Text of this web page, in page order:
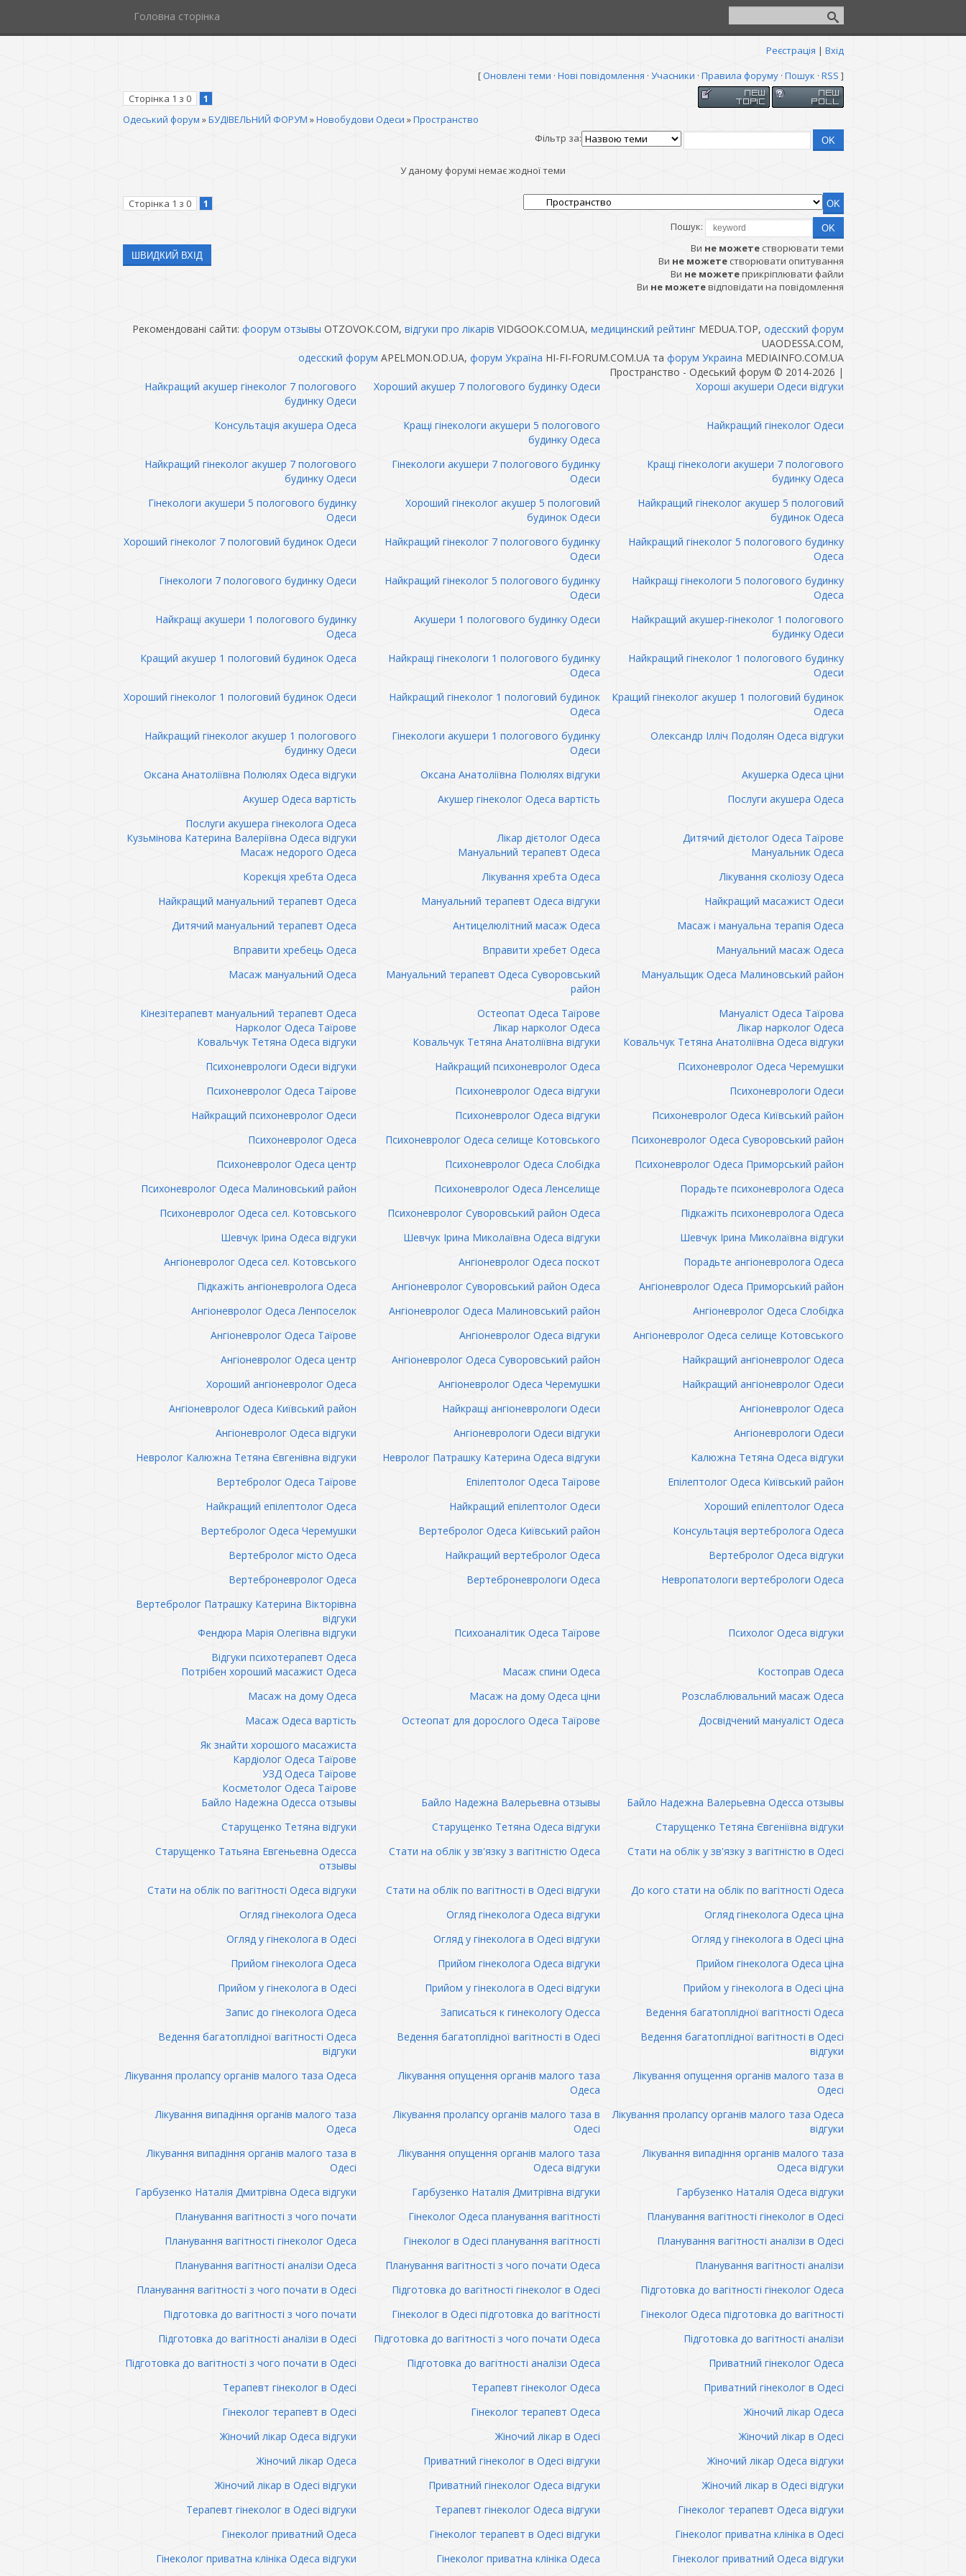
Головна сторінка
Реєстрація | Вхід
[Оновлені теми · Нові повідомлення · Учасники · Правила форуму· Пошук · RSS ]
Сторінка 1 з 0
1
Одеський форум »БУДІВЕЛЬНИЙ ФОРУМ »Новобудови Одеси »Пространство
Фільтр за:
У даному форумі немає жодної теми
Сторінка 1 з 0
1
Пошук:
Ви не можетестворювати теми
Ви не можетестворювати опитування
Ви не можетеприкріплювати файли
Ви не можетевідповідати на повідомлення
Рекомендовані сайти: фоорум отзывы OTZOVOK.COM, відгуки про лікарів VIDGOOK.COM.UA, медицинский рейтингMEDUA.TOP, одесский форум
UAODESSA.COM,
одесский форум APELMON.OD.UA, форум Україна HI-FI-FORUM.COM.UA та форум Украина MEDIAINFO.COM.UA
Пространство - Одеський форум © 2014-2026 |
Найкращий акушер гінеколог 7 пологового
будинку Одеси
Хороший акушер 7 пологового будинку Одеси Хороші акушери Одеси відгуки
Консультація акушера Одеса
Кращі гінекологи акушери 5 пологового
будинку Одеса
Найкращий гінеколог Одеси
Найкращий гінеколог акушер 7 пологового
будинку Одеси
Гінекологи акушери 7 пологового будинку
Одеси
Кращі гінекологи акушери 7 пологового
будинку Одеса
Гінекологи акушери 5 пологового будинку
Одеси
Хороший гінеколог акушер 5 пологовий
будинок Одеси
Найкращий гінеколог акушер 5 пологовий
будинок Одеса
Хороший гінеколог 7 пологовий будинок Одеси
Найкращий гінеколог 7 пологового будинку
Одеси
Найкращий гінеколог 5 пологового будинку
Одеса
Гінекологи 7 пологового будинку Одеси
Найкращий гінеколог 5 пологового будинку
Одеси
Найкращі гінекологи 5 пологового будинку
Одеса
Найкращі акушери 1 пологового будинку
Одеса
Акушери 1 пологового будинку Одеси
Найкращий акушер-гінеколог 1 пологового
будинку Одеси
Кращий акушер 1 пологовий будинок Одеса
Найкращі гінекологи 1 пологового будинку
Одеса
Найкращий гінеколог 1 пологового будинку
Одеси
Хороший гінеколог 1 пологовий будинок Одеси
Найкращий гінеколог 1 пологовий будинок
Одеса
Кращий гінеколог акушер 1 пологовий будинок
Одеса
Найкращий гінеколог акушер 1 пологового
будинку Одеси
Гінекологи акушери 1 пологового будинку
Одеси
Олександр Ілліч Подолян Одеса відгуки
Оксана Анатоліївна Полюлях Одеса відгуки Оксана Анатоліївна Полюлях відгуки
Акушерка Одеса ціни
Акушер Одеса вартість
Акушер гінеколог Одеса вартість
Послуги акушера Одеса
Послуги акушера гінеколога Одеса
Кузьмінова Катерина Валеріївна Одеса відгуки
Лікар дієтолог Одеса
Дитячий дієтолог Одеса Таїрове
Масаж недорого Одеса
Мануальний терапевт Одеса
Мануальник Одеса
Корекція хребта Одеса
Лікування хребта Одеса
Лікування сколіозу Одеса
Найкращий мануальний терапевт Одеса
Мануальний терапевт Одеса відгуки
Найкращий масажист Одеси
Дитячий мануальний терапевт Одеса
Антицелюлітний масаж Одеса
Масаж і мануальна терапія Одеса
Вправити хребець Одеса
Вправити хребет Одеса
Мануальний масаж Одеса
Масаж мануальний Одеса
Мануальний терапевт Одеса Суворовський
район
Мануальщик Одеса Малиновський район
Кінезітерапевт мануальний терапевт Одеса Остеопат Одеса Таїрове
Мануаліст Одеса Таїрова
Нарколог Одеса Таїрове
Лікар нарколог Одеса
Лікар нарколог Одеса
Ковальчук Тетяна Одеса відгуки
Ковальчук Тетяна Анатоліївна відгуки
Ковальчук Тетяна Анатоліївна Одеса відгуки
Психоневрологи Одеси відгуки
Найкращий психоневролог Одеса
Психоневролог Одеса Черемушки
Психоневролог Одеса Таїрове
Психоневролог Одеса відгуки
Психоневрологи Одеси
Найкращий психоневролог Одеси
Психоневролог Одеса відгуки
Психоневролог Одеса Київський район
Психоневролог Одеса
Психоневролог Одеса селище Котовського
Психоневролог Одеса Суворовський район
Психоневролог Одеса центр
Психоневролог Одеса Слобідка
Психоневролог Одеса Приморський район
Психоневролог Одеса Малиновський район
Психоневролог Одеса Ленселище
Порадьте психоневролога Одеса
Психоневролог Одеса сел. Котовського
Психоневролог Суворовський район Одеса
Підкажіть психоневролога Одеса
Шевчук Ірина Одеса відгуки
Шевчук Ірина Миколаївна Одеса відгуки
Шевчук Ірина Миколаївна відгуки
Ангіоневролог Одеса сел. Котовського
Ангіоневролог Одеса поскот
Порадьте ангіоневролога Одеса
Підкажіть ангіоневролога Одеса
Ангіоневролог Суворовський район Одеса
Ангіоневролог Одеса Приморський район
Ангіоневролог Одеса Ленпоселок
Ангіоневролог Одеса Малиновський район
Ангіоневролог Одеса Слобідка
Ангіоневролог Одеса Таїрове
Ангіоневролог Одеса відгуки
Ангіоневролог Одеса селище Котовського
Ангіоневролог Одеса центр
Ангіоневролог Одеса Суворовський район
Найкращий ангіоневролог Одеса
Хороший ангіоневролог Одеса
Ангіоневролог Одеса Черемушки
Найкращий ангіоневролог Одеси
Ангіоневролог Одеса Київський район
Найкращі ангіоневрологи Одеси
Ангіоневролог Одеса
Ангіоневролог Одеса відгуки
Ангіоневрологи Одеси відгуки
Ангіоневрологи Одеси
Невролог Калюжна Тетяна Євгенівна відгуки
Невролог Патрашку Катерина Одеса відгуки
Калюжна Тетяна Одеса відгуки
Вертебролог Одеса Таїрове
Епілептолог Одеса Таїрове
Епілептолог Одеса Київський район
Найкращий епілептолог Одеса
Найкращий епілептолог Одеси
Хороший епілептолог Одеса
Вертебролог Одеса Черемушки
Вертебролог Одеса Київський район
Консультація вертебролога Одеса
Вертебролог місто Одеса
Найкращий вертебролог Одеса
Вертебролог Одеса відгуки
Вертеброневролог Одеса
Вертеброневрологи Одеса
Невропатологи вертебрологи Одеса
Вертебролог Патрашку Катерина Вікторівна
відгуки
Фендюра Марія Олегівна відгуки
Психоаналітик Одеса Таїрове
Психолог Одеса відгуки
Відгуки психотерапевт Одеса
Потрібен хороший масажист Одеса
Масаж спини Одеса
Костоправ Одеса
Масаж на дому Одеса
Масаж на дому Одеса ціни
Розслаблювальний масаж Одеса
Масаж Одеса вартість
Остеопат для дорослого Одеса Таїрове
Досвідчений мануаліст Одеса
Як знайти хорошого масажиста
Кардіолог Одеса Таїрове
УЗД Одеса Таїрове
Косметолог Одеса Таїрове
Байло Надежна Одесса отзывы
Байло Надежна Валерьевна отзывы
Байло Надежна Валерьевна Одесса отзывы
Старущенко Тетяна відгуки
Старущенко Тетяна Одеса відгуки
Старущенко Тетяна Євгеніївна відгуки
Старущенко Татьяна Евгеньевна Одесса
отзывы
Стати на облік у зв'язку з вагітністю Одеса Стати на облік у зв'язку з вагітністю в Одесі
Стати на облік по вагітності Одеса відгуки Стати на облік по вагітності в Одесі відгуки
До кого стати на облік по вагітності Одеса
Огляд гінеколога Одеса
Огляд гінеколога Одеса відгуки
Огляд гінеколога Одеса ціна
Огляд у гінеколога в Одесі
Огляд у гінеколога в Одесі відгуки
Огляд у гінеколога в Одесі ціна
Прийом гінеколога Одеса
Прийом гінеколога Одеса відгуки
Прийом гінеколога Одеса ціна
Прийом у гінеколога в Одесі
Прийом у гінеколога в Одесі відгуки
Прийом у гінеколога в Одесі ціна
Запис до гінеколога Одеса
Записаться к гинекологу Одесса
Ведення багатоплідної вагітності Одеса
Ведення багатоплідної вагітності Одеса
відгуки
Ведення багатоплідної вагітності в Одесі
Ведення багатоплідної вагітності в Одесі
відгуки
Лікування пролапсу органів малого таза Одеса
Лікування опущення органів малого таза
Одеса
Лікування опущення органів малого таза в
Одесі
Лікування випадіння органів малого таза
Одеса
Лікування пролапсу органів малого таза в
Одесі
Лікування пролапсу органів малого таза Одеса
відгуки
Лікування випадіння органів малого таза в
Одесі
Лікування опущення органів малого таза
Одеса відгуки
Лікування випадіння органів малого таза
Одеса відгуки
Гарбузенко Наталія Дмитрівна Одеса відгуки
Гарбузенко Наталія Дмитрівна відгуки
Гарбузенко Наталія Одеса відгуки
Планування вагітності з чого почати
Гінеколог Одеса планування вагітності
Планування вагітності гінеколог в Одесі
Планування вагітності гінеколог Одеса
Гінеколог в Одесі планування вагітності
Планування вагітності аналізи в Одесі
Планування вагітності аналізи Одеса
Планування вагітності з чого почати Одеса
Планування вагітності аналізи
Планування вагітності з чого почати в Одесі
Підготовка до вагітності гінеколог в Одесі
Підготовка до вагітності гінеколог Одеса
Підготовка до вагітності з чого почати
Гінеколог в Одесі підготовка до вагітності
Гінеколог Одеса підготовка до вагітності
Підготовка до вагітності аналізи в Одесі
Підготовка до вагітності з чого почати Одеса
Підготовка до вагітності аналізи
Підготовка до вагітності з чого почати в Одесі
Підготовка до вагітності аналізи Одеса
Приватний гінеколог Одеса
Терапевт гінеколог в Одесі
Терапевт гінеколог Одеса
Приватний гінеколог в Одесі
Гінеколог терапевт в Одесі
Гінеколог терапевт Одеса
Жіночий лікар Одеса
Жіночий лікар Одеса відгуки
Жіночий лікар в Одесі
Жіночий лікар в Одесі
Жіночий лікар Одеса
Приватний гінеколог в Одесі відгуки
Жіночий лікар Одеса відгуки
Жіночий лікар в Одесі відгуки
Приватний гінеколог Одеса відгуки
Жіночий лікар в Одесі відгуки
Терапевт гінеколог в Одесі відгуки
Терапевт гінеколог Одеса відгуки
Гінеколог терапевт Одеса відгуки
Гінеколог приватний Одеса
Гінеколог терапевт в Одесі відгуки
Гінеколог приватна клініка в Одесі
Гінеколог приватна клініка Одеса відгуки
Гінеколог приватна клініка Одеса Гінеколог приватний Одеса відгуки